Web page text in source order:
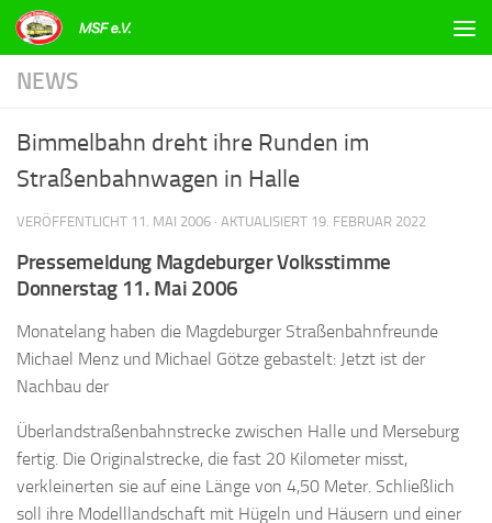
Zum Inhalt springen
NEWS
Bimmelbahn dreht ihre Runden im
Straßenbahnwagen in Halle
VERÖFFENTLICHT 11. MAI 2006 · AKTUALISIERT 19. FEBRUAR 2022
Pressemeldung Magdeburger Volksstimme
Donnerstag 11. Mai 2006
Monatelang haben die Magdeburger Straßenbahnfreunde
Michael Menz und Michael Götze gebastelt: Jetzt ist der
Nachbau der
Überlandstraßenbahnstrecke zwischen Halle und Merseburg
fertig. Die Originalstrecke, die fast 20 Kilometer misst,
verkleinerten sie auf eine Länge von 4,50 Meter. Schließlich
soll ihre Modelllandschaft mit Hügeln und Häusern und einer